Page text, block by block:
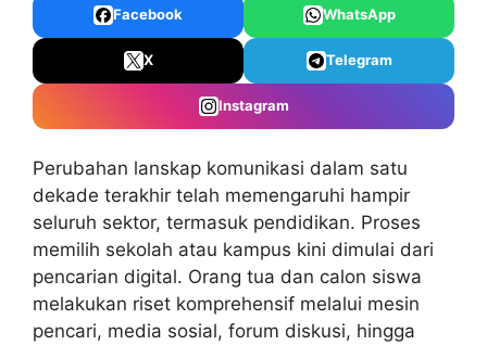
Facebook WhatsApp
X Telegram
Instagram
Perubahan lanskap komunikasi dalam satu
dekade terakhir telah memengaruhi hampir
seluruh sektor, termasuk pendidikan. Proses
memilih sekolah atau kampus kini dimulai dari
pencarian digital. Orang tua dan calon siswa
melakukan riset komprehensif melalui mesin
pencari, media sosial, forum diskusi, hingga